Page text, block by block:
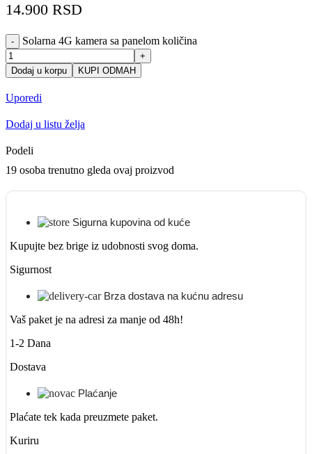
14.900 RSD
- Solarna 4G kamera sa panelom količina
+
Dodaj u korpu
KUPI ODMAH
Uporedi
Dodaj u listu želja
Podeli
19 osoba trenutno gleda ovaj proizvod
Sigurna kupovina od kuće
Kupujte bez brige iz udobnosti svog doma.
Sigurnost
Brza dostava na kućnu adresu
Vaš paket je na adresi za manje od 48h!
1-2 Dana
Dostava
Plaćanje
Plaćate tek kada preuzmete paket.
Kuriru